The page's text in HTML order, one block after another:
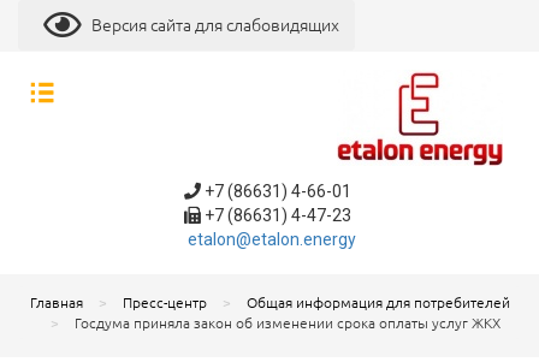
Версия сайта для слабовидящих
+7 (86631) 4-66-01
+7 (86631) 4-47-23
etalon@etalon.energy
Главная Пресс-центр
Общая информация для потребителей
Госдума приняла закон об изменении срока оплаты услуг ЖКХ